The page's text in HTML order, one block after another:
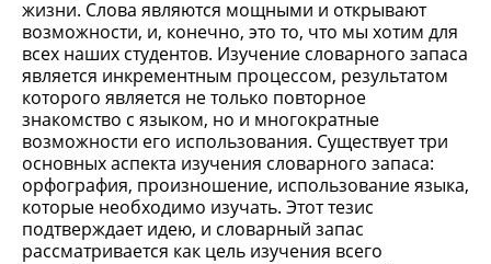
жизни. Слова являются мощными и открывают
возможности, и, конечно, это то, что мы хотим для
всех наших студентов. Изучение словарного запаса
является инкрементным процессом, результатом
которого является не только повторное
знакомство с языком, но и многократные
возможности его использования. Существует три
основных аспекта изучения словарного запаса:
орфография, произношение, использование языка,
которые необходимо изучать. Этот тезис
подтверждает идею, и словарный запас
рассматривается как цель изучения всего